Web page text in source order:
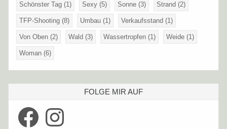
Schönster Tag (1) Sexy (5) Sonne (3) Strand (2)
TFP-Shooting (8) Umbau (1) Verkaufsstand (1)
Von Oben (2) Wald (3) Wassertropfen (1) Weide (1)
Woman (6)
FOLGE MIR AUF
Facebook Instagram